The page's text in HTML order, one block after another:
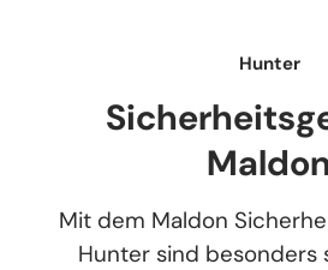
Hunter
Maldon
Mit dem Maldon
Hunter sind besonders